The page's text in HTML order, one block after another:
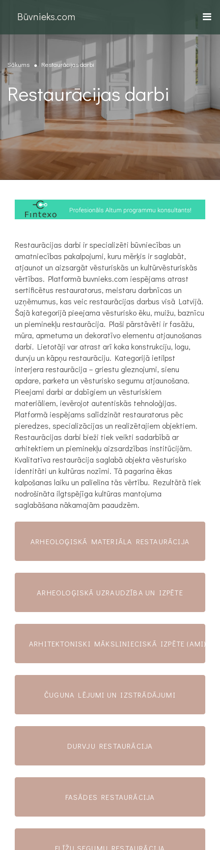
Būvnieks.com
Sākums Restaurācijas darbi
Restaurācijas darbi
Restaurācijas darbi ir specializēti būvniecības un
amatniecības pakalpojumi, kuru mērķis ir saglabāt,
atjaunot un aizsargāt vēsturiskās un kultūrvēsturiskās
vērtības. Platformā buvnieks.com iespējams atrast
sertificētus restauratorus, meistaru darbnīcas un
uzņēmumus, kas veic restaurācijas darbus visā Latvijā.
Šajā kategorijā pieejama vēsturisko ēku, muižu, baznīcu
un pieminekļu restaurācija. Plaši pārstāvēti ir fasāžu,
mūra, apmetuma un dekoratīvo elementu atjaunošanas
darbi. Lietotāji var atrast arī koka konstrukciju, logu,
durvju un kāpņu restaurāciju. Kategorijā ietilpst
interjera restaurācija – griestu gleznojumi, sienu
apdare, parketa un vēsturisko segumu atjaunošana.
Pieejami darbi ar dabīgiem un vēsturiskiem
materiāliem, ievērojot autentiskās tehnoloģijas.
Platformā iespējams salīdzināt restauratorus pēc
pieredzes, specializācijas un realizētajiem objektiem.
Restaurācijas darbi bieži tiek veikti sadarbībā ar
arhitektiem un pieminekļu aizsardzības institūcijām.
Kvalitatīva restaurācija saglabā objekta vēsturisko
identitāti un kultūras nozīmi. Tā pagarina ēkas
kalpošanas laiku un palielina tās vērtību. Rezultātā tiek
nodrošināta ilgtspējīga kultūras mantojuma
saglabāšana nākamajām paaudzēm.
ARHEOLOĢISKĀ MATERIĀLA RESTAURĀCIJA
ARHEOLOĢISKĀ UZRAUDZĪBA UN IZPĒTE
ARHITEKTONISKI MĀKSLINIECISKĀ IZPĒTE (AMI)
ČUGUNA LĒJUMI UN IZSTRĀDĀJUMI
DURVJU RESTAURĀCIJA
FASĀDES RESTAURĀCIJA